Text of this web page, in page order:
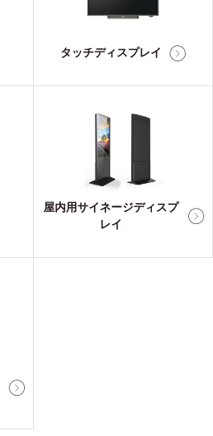
タッチディスプレイ
屋内用サイネージディスプ
レイ